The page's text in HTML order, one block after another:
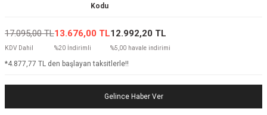
Kodu
17.095,00 TL
KDV Dahil
13.676,00 TL
%20 İndirimli
12.992,20 TL
%5,00 havale indirimi
*4.877,77 TL den başlayan taksitlerle!!
Gelince Haber Ver